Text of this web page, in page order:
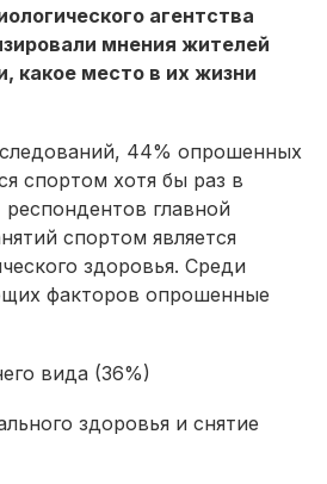
агентства
мнения жителей
какое место в их жизни
44% опрошенных
спортом хотя бы раз в
главной
спортом является
здоровья. Среди
факторов опрошенные
вида (36%)
здоровья и снятие